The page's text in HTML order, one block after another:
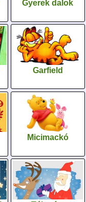
Gyerek dalok
Garfield
Micimackó